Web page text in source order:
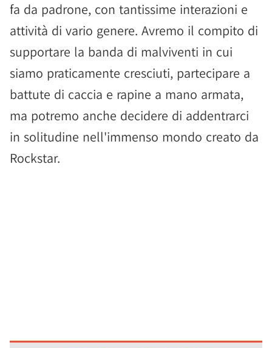
fa da padrone, con tantissime interazioni e
attività di vario genere. Avremo il compito di
supportare la banda di malviventi in cui
siamo praticamente cresciuti, partecipare a
battute di caccia e rapine a mano armata,
ma potremo anche decidere di addentrarci
in solitudine nell'immenso mondo creato da
Rockstar.